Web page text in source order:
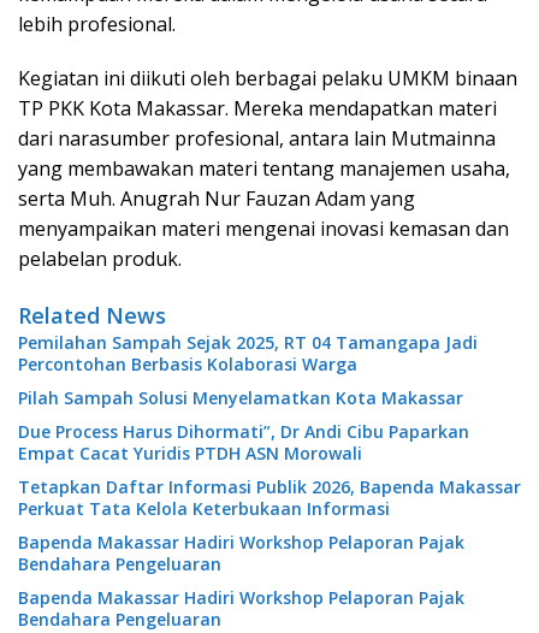
lebih profesional.
Kegiatan ini diikuti oleh berbagai pelaku UMKM binaan
TP PKK Kota Makassar. Mereka mendapatkan materi
dari narasumber profesional, antara lain Mutmainna
yang membawakan materi tentang manajemen usaha,
serta Muh. Anugrah Nur Fauzan Adam yang
menyampaikan materi mengenai inovasi kemasan dan
pelabelan produk.
Related News
Pemilahan Sampah Sejak 2025, RT 04 Tamangapa Jadi
Percontohan Berbasis Kolaborasi Warga
Pilah Sampah Solusi Menyelamatkan Kota Makassar
Due Process Harus Dihormati”, Dr Andi Cibu Paparkan
Empat Cacat Yuridis PTDH ASN Morowali
Tetapkan Daftar Informasi Publik 2026, Bapenda Makassar
Perkuat Tata Kelola Keterbukaan Informasi
Bapenda Makassar Hadiri Workshop Pelaporan Pajak
Bendahara Pengeluaran
Bapenda Makassar Hadiri Workshop Pelaporan Pajak
Bendahara Pengeluaran